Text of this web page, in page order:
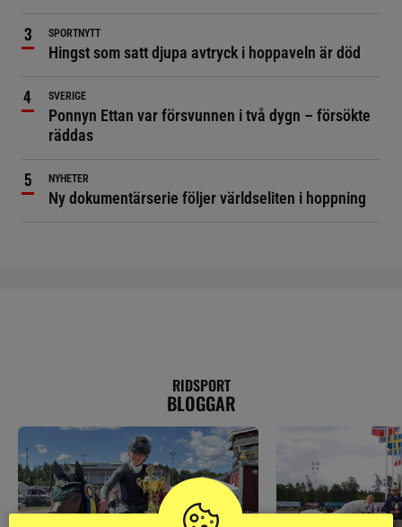
SPORTNYTT
Hingst som satt djupa avtryck i hoppaveln är död
SVERIGE
Ponnyn Ettan var försvunnen i två dygn – försökte
räddas
NYHETER
Ny dokumentärserie följer världseliten i hoppning
RIDSPORT
BLOGGAR